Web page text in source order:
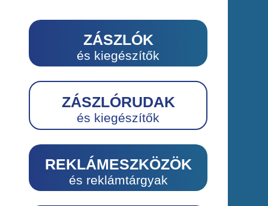
ZÁSZLÓK
és kiegészítők
ZÁSZLÓRUDAK
és kiegészítők
REKLÁMESZKÖZÖK
és reklámtárgyak